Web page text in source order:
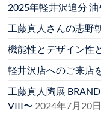
2025年軽井沢追分
工藤真人さんの志野
機能性とデザイン性
軽井沢店へのご来店
工藤真人陶展
VIII〜 2024年7月20日